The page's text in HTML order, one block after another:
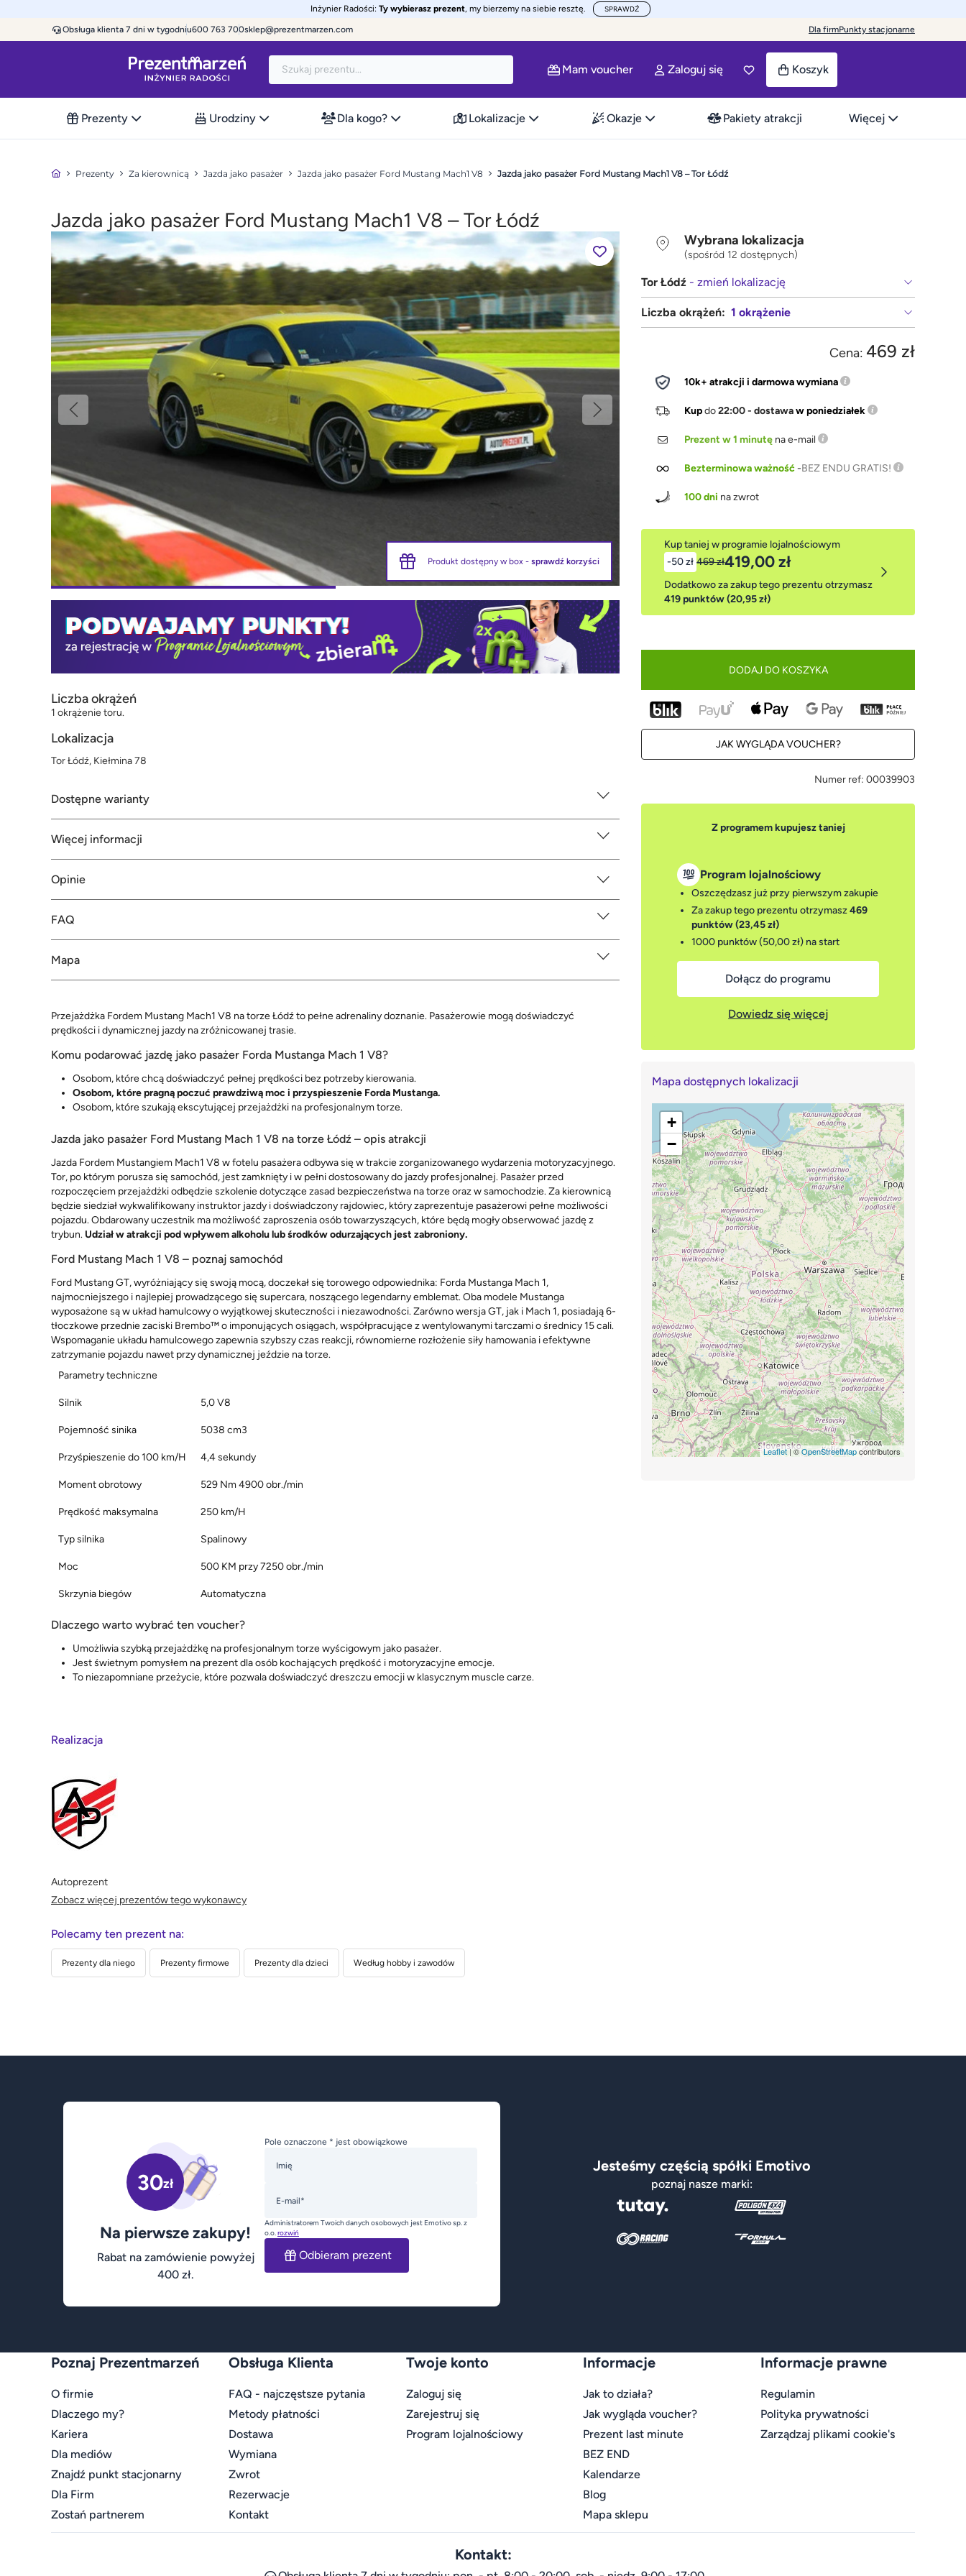
Inżynier Radości: Ty wybierasz prezent, my bierzemy na siebie resztę. SPRAWDŹ
Obsługa klienta 7 dni w tygodniu600 763 700sklep@prezentmarzen.com Dla firmPunkty stacjonarne
Mam voucher Zaloguj się Koszyk
Prezenty Urodziny Dla kogo? Lokalizacje Okazje Pakiety atrakcji Więcej
Prezenty Za kierownicą Jazda jako pasażer Jazda jako pasażer Ford Mustang Mach1 V8 Jazda jako pasażer Ford Mustang Mach1 V8 – Tor Łódź
Jazda jako pasażer Ford Mustang Mach1 V8 – Tor Łódź
Produkt dostępny w box -sprawdź korzyści
Liczba okrążeń
1 okrążenie toru.
Lokalizacja
Tor Łódź, Kiełmina 78
Dostępne warianty
Więcej informacji
Opinie
FAQ
Mapa
Przejażdżka Fordem Mustang Mach1 V8 na torze Łódź to pełne adrenaliny doznanie. Pasażerowie mogą doświadczyć
prędkości i dynamicznej jazdy na zróżnicowanej trasie.
Komu podarować jazdę jako pasażer Forda Mustanga Mach 1 V8?
Osobom, które chcą doświadczyć pełnej prędkości bez potrzeby kierowania.
Osobom, które pragną poczuć prawdziwą moc i przyspieszenie Forda Mustanga.
Osobom, które szukają ekscytującej przejażdżki na profesjonalnym torze.
Jazda jako pasażer Ford Mustang Mach 1 V8 na torze Łódź – opis atrakcji
Jazda Fordem Mustangiem Mach1 V8 w fotelu pasażera odbywa się w trakcie zorganizowanego wydarzenia motoryzacyjnego.
Tor, po którym porusza się samochód, jest zamknięty i w pełni dostosowany do jazdy profesjonalnej. Pasażer przed
rozpoczęciem przejażdżki odbędzie szkolenie dotyczące zasad bezpieczeństwa na torze oraz w samochodzie. Za kierownicą
będzie siedział wykwalifikowany instruktor jazdy i doświadczony rajdowiec, który zaprezentuje pasażerowi pełne możliwości
pojazdu. Obdarowany uczestnik ma możliwość zaproszenia osób towarzyszących, które będą mogły obserwować jazdę z
trybun. Udział w atrakcji pod wpływem alkoholu lub środków odurzających jest zabroniony.
Ford Mustang Mach 1 V8 – poznaj samochód
Ford Mustang GT, wyróżniający się swoją mocą, doczekał się torowego odpowiednika: Forda Mustanga Mach 1,
najmocniejszego i najlepiej prowadzącego się supercara, noszącego legendarny emblemat. Oba modele Mustanga
wyposażone są w układ hamulcowy o wyjątkowej skuteczności i niezawodności. Zarówno wersja GT, jak i Mach 1, posiadają 6-
tłoczkowe przednie zaciski Brembo™ o imponujących osiągach, współpracujące z wentylowanymi tarczami o średnicy 15 cali.
Wspomaganie układu hamulcowego zapewnia szybszy czas reakcji, równomierne rozłożenie siły hamowania i efektywne
zatrzymanie pojazdu nawet przy dynamicznej jeździe na torze.
Parametry techniczne
Silnik 5,0 V8
Pojemność sinika 5038 cm3
Przyśpieszenie do 100 km/H 4,4 sekundy
Moment obrotowy 529 Nm 4900 obr./min
Prędkość maksymalna 250 km/H
Typ silnika Spalinowy
Moc 500 KM przy 7250 obr./min
Skrzynia biegów Automatyczna
Dlaczego warto wybrać ten voucher?
Umożliwia szybką przejażdżkę na profesjonalnym torze wyścigowym jako pasażer.
Jest świetnym pomysłem na prezent dla osób kochających prędkość i motoryzacyjne emocje.
To niezapomniane przeżycie, które pozwala doświadczyć dreszczu emocji w klasycznym muscle carze.
Realizacja
Autoprezent
Zobacz więcej prezentów tego wykonawcy
Polecamy ten prezent na:
Prezenty dla niego Prezenty firmowe Prezenty dla dzieci Według hobby i zawodów
Wybrana lokalizacja
(spośród 12 dostępnych)
Tor Łódź - zmień lokalizację
Liczba okrążeń:1 okrążenie
Cena: 469 zł
10k+ atrakcji i darmowa wymiana
Kupdo22:00 - dostawaw poniedziałek
Prezent w 1 minutę na e-mail
Bezterminowa ważność-BEZ ENDU GRATIS!
100 dni na zwrot
Kup taniej w programie lojalnościowym
-50 zł 469 zł419,00 zł
Dodatkowo za zakup tego prezentu otrzymasz
419 punktów (20,95 zł)
DODAJ DO KOSZYKA
JAK WYGLĄDA VOUCHER?
Numer ref: 00039903
Z programem kupujesz taniej
Program lojalnościowy
Oszczędzasz już przy pierwszym zakupie
Za zakup tego prezentu otrzymasz469
punktów (23,45 zł)
1000 punktów (50,00 zł) na start
Dołącz do programu
Dowiedz się więcej
Mapa dostępnych lokalizacji
+
−
Leaflet| ©OpenStreetMapcontributors
30zł
Na pierwsze zakupy!
Rabat na zamówienie powyżej
400 zł.
Pole oznaczone * jest obowiązkowe
Imię
E-mail*
Administratorem Twoich danych osobowych jest Emotivo sp. z
o.o.rozwiń
Odbieram prezent
Jesteśmy częścią spółki Emotivo
poznaj nasze marki:
Poznaj Prezentmarzeń
O firmie
Dlaczego my?
Kariera
Dla mediów
Znajdź punkt stacjonarny
Dla Firm
Zostań partnerem
Obsługa Klienta
FAQ - najczęstsze pytania
Metody płatności
Dostawa
Wymiana
Zwrot
Rezerwacje
Kontakt
Twoje konto
Zaloguj się
Zarejestruj się
Program lojalnościowy
Informacje
Jak to działa?
Jak wygląda voucher?
Prezent last minute
BEZ END
Kalendarze
Blog
Mapa sklepu
Informacje prawne
Regulamin
Polityka prywatności
Zarządzaj plikami cookie's
Kontakt: